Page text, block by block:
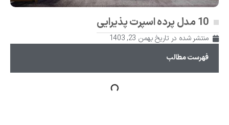
10 مدل پرده اسپرت پذیرایی
منتشر شده در تاریخ بهمن 23, 1403
فهرست مطالب